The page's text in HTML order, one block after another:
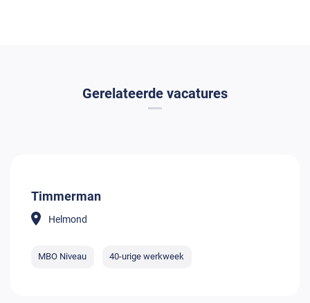
Gerelateerde vacatures
Timmerman
Helmond
MBO Niveau 40-urige werkweek